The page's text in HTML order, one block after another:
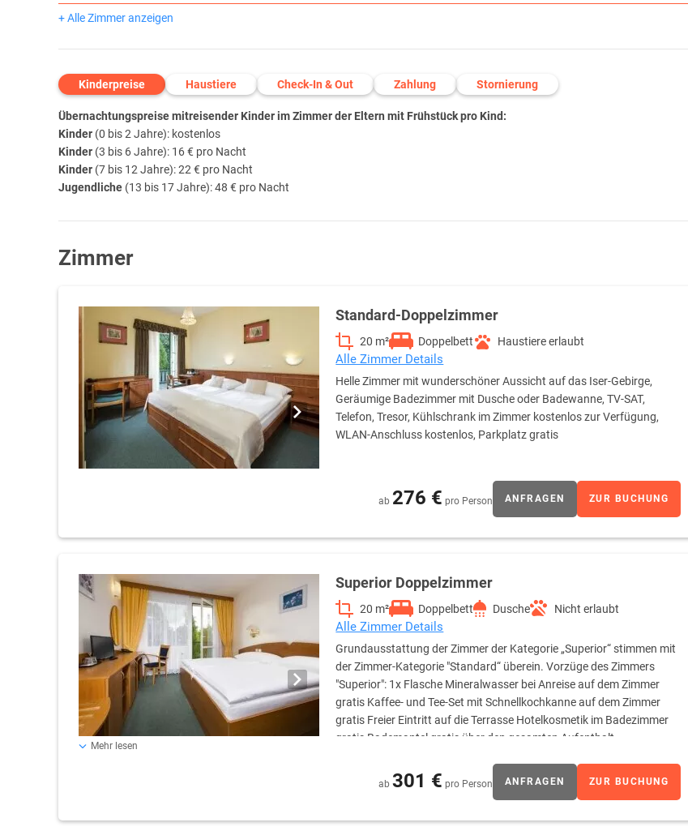
+ Alle Zimmer anzeigen
Kinderpreise Haustiere Check-In & Out Zahlung Stornierung
Übernachtungspreise mitreisender Kinder im Zimmer der Eltern mit Frühstück pro Kind:
Kinder (0 bis 2 Jahre): kostenlos
Kinder (3 bis 6 Jahre): 16 € pro Nacht
Kinder (7 bis 12 Jahre): 22 € pro Nacht
Jugendliche (13 bis 17 Jahre): 48 € pro Nacht
Zimmer
Standard-Doppelzimmer
20 m² Doppelbett Haustiere erlaubt
Alle Zimmer Details
Helle Zimmer mit wunderschöner Aussicht auf das Iser-Gebirge,
Geräumige Badezimmer mit Dusche oder Badewanne, TV-SAT,
Telefon, Tresor, Kühlschrank im Zimmer kostenlos zur Verfügung,
WLAN-Anschluss kostenlos, Parkplatz gratis
ab 276 € pro Person ANFRAGEN ZUR BUCHUNG
Superior Doppelzimmer
20 m² Doppelbett Dusche Nicht erlaubt
Alle Zimmer Details
Grundausstattung der Zimmer der Kategorie „Superior“ stimmen mit
der Zimmer-Kategorie "Standard“ überein. Vorzüge des Zimmers
"Superior": 1x Flasche Mineralwasser bei Anreise auf dem Zimmer
gratis Kaffee- und Tee-Set mit Schnellkochkanne auf dem Zimmer
gratis Freier Eintritt auf die Terrasse Hotelkosmetik im Badezimmer
gratis Bademantel gratis über den gesamten Aufenthalt
Mehr lesen
ab 301 € pro Person ANFRAGEN ZUR BUCHUNG